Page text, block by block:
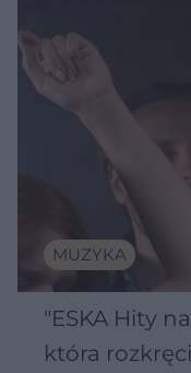
MUZYKA
"ESKA Hity
która